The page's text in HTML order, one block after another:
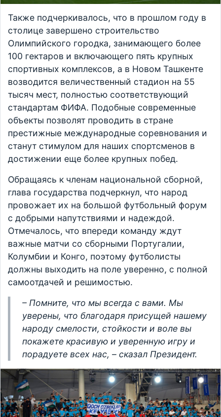
Также подчеркивалось, что в прошлом году в
столице завершено строительство
Олимпийского городка, занимающего более
100 гектаров и включающего пять крупных
спортивных комплексов, а в Новом Ташкенте
возводится величественный стадион на 55
тысяч мест, полностью соответствующий
стандартам ФИФА. Подобные современные
объекты позволят проводить в стране
престижные международные соревнования и
станут стимулом для наших спортсменов в
достижении еще более крупных побед.
Обращаясь к членам национальной сборной,
глава государства подчеркнул, что народ
провожает их на большой футбольный форум
с добрыми напутствиями и надеждой.
Отмечалось, что впереди команду ждут
важные матчи со сборными Португалии,
Колумбии и Конго, поэтому футболисты
должны выходить на поле уверенно, с полной
самоотдачей и решимостью.
– Помните, что мы всегда с вами. Мы
уверены, что благодаря присущей нашему
народу смелости, стойкости и воле вы
покажете красивую и уверенную игру и
порадуете всех нас, – сказал Президент.